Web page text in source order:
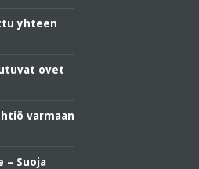
yhteen
ovet
varmaan
– Suoja